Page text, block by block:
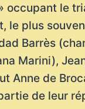
occupant le
le plus
Barrès
Marini),
Anne de
de leur